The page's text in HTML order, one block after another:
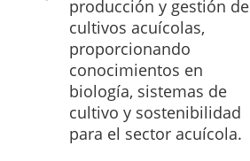
producción y gestión de
cultivos acuícolas,
proporcionando
conocimientos en
biología, sistemas de
cultivo y sostenibilidad
para el sector acuícola.